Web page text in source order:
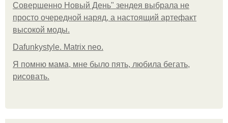
Совершенно Новый День" зендея выбрала не
просто очередной наряд, а настоящий артефакт
высокой моды.
Dafunkystyle. Matrix neo.
Я помню мама, мне было пять, любила бегать,
рисовать.